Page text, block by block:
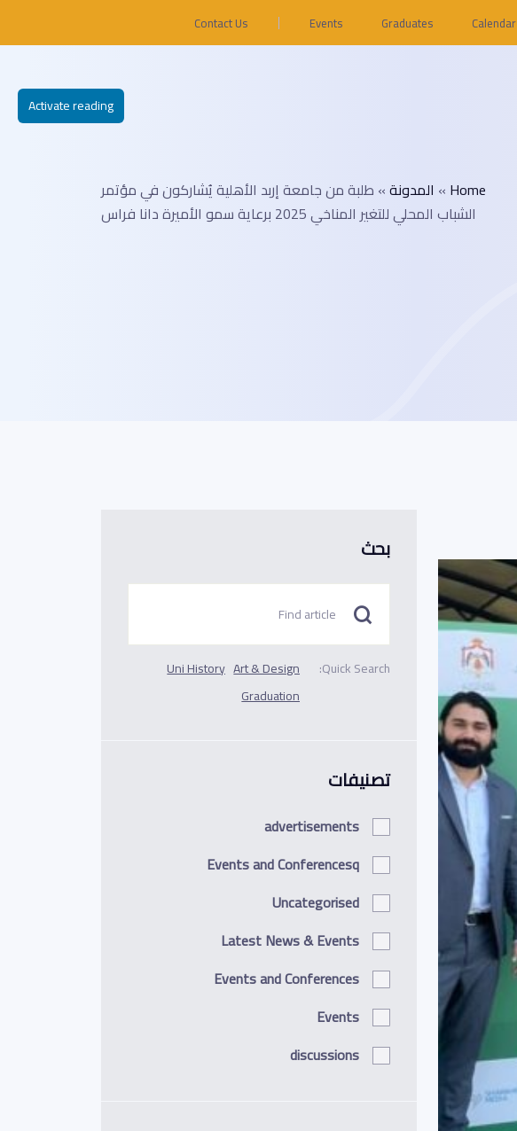
Calendar
Graduates
Events
Contact Us
Home
» المدونة» طلبة من جامعة إربد الأهلية يُشاركون في مؤتمر
الشباب المحلي للتغير المناخي 2025 برعاية سمو الأميرة دانا فراس
بحث
Quick Search:
Art & Design
Uni History
Graduation
تصنيفات
advertisements
Events and Conferencesq
Uncategorised
Latest News & Events
Events and Conferences
Events
discussions
Activate reading